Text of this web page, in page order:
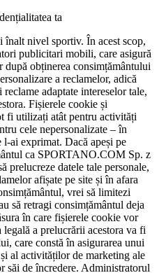
ta
nivel sportiv. În acest scop,
publicitari mobili, care asigură
obținerea consimțământului
a reclamelor, adică
adaptate intereselor tale,
Fișierele cookie și
utilizați atât pentru activități
cele nepersonalizate – în
ai exprimat. Dacă apeși pe
ca SPORTANO.COM Sp. z
prelucreze datele tale personale,
afișate pe site și în afara
vrei să limitezi
să retragi consimțământul deja
în care fișierele cookie vor
legală a prelucrării acestora va fi
care constă în asigurarea unui
al activităților de marketing ale
săi de încredere. Administratorul